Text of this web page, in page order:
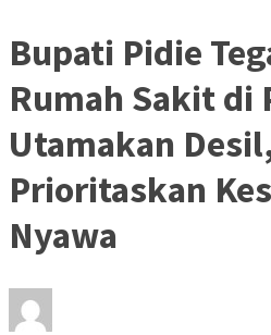
Bupati Pidie
Rumah Sakit di
Utamakan
Prioritaskan
Nyawa